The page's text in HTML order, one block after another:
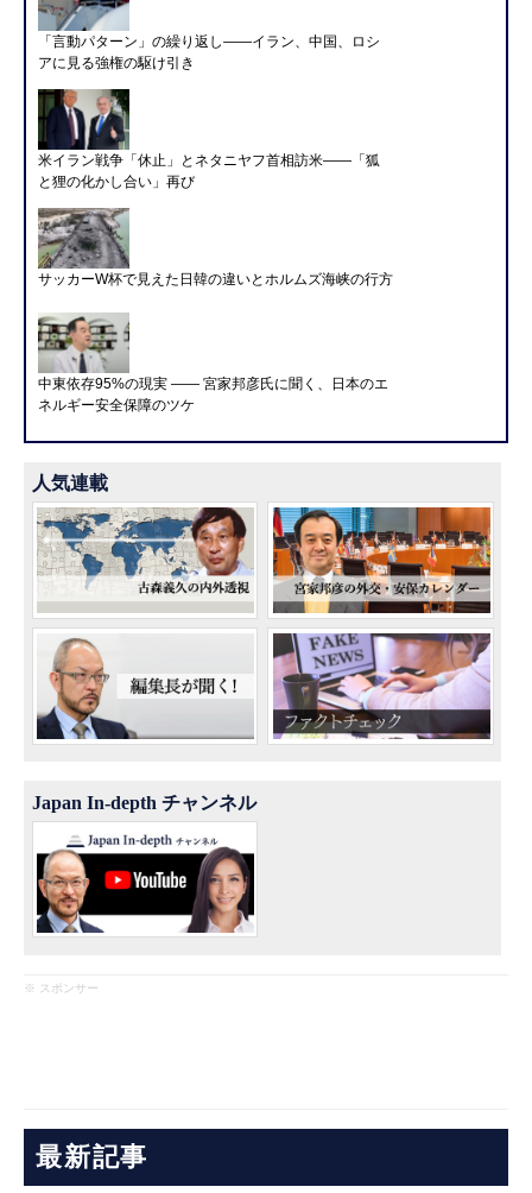
「言動パターン」の繰り返し――イラン、中国、ロシ
アに見る強権の駆け引き
米イラン戦争「休止」とネタニヤフ首相訪米――「狐
と狸の化かし合い」再び
サッカーW杯で見えた日韓の違いとホルムズ海峡の行方
中東依存95%の現実 ―― 宮家邦彦氏に聞く、日本のエ
ネルギー安全保障のツケ
人気連載
Japan In-depth チャンネル
※ スポンサー
最新記事